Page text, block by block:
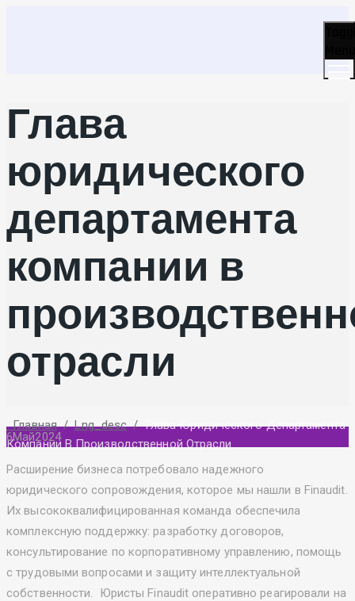
Глава
юридического
департамента
компании в
отрасли
Главная/Lng_desc/Глава Юридического Департамента
Компании В Производственной Отрасли
6Май2024
Расширение бизнеса потребовало надежного
юридического сопровождения, которое мы нашли в Finaudit.
Их высококвалифицированная команда обеспечила
комплексную поддержку: разработку договоров,
консультирование по корпоративному управлению, помощь
с трудовыми вопросами и защиту интеллектуальной
собственности. Юристы Finaudit оперативно реагировали на